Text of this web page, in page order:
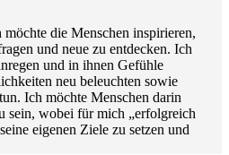
die Menschen inspirieren,
und neue zu entdecken. Ich
und in ihnen Gefühle
neu beleuchten sowie
Ich möchte Menschen darin
sein, wobei für mich „erfolgreich
eigenen Ziele zu setzen und